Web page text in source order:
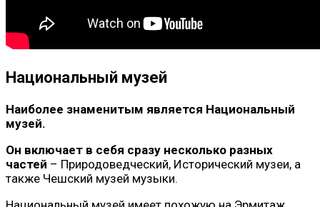
Национальный музей
Наиболее знаменитым является Национальный
музей.
Он включает в себя сразу несколько разных
частей – Природоведческий, Исторический музеи, а
также Чешский музей музыки.